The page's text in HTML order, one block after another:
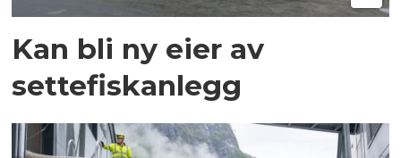
Kan bli ny eier av
settefiskanlegg